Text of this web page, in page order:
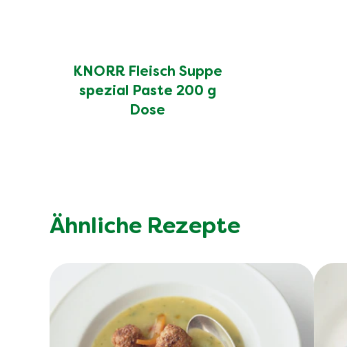
Salz (g)
KNORR Fleisch Suppe
spezial Paste 200 g
Dose